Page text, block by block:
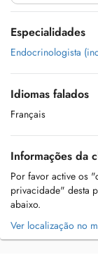
Especialidades
Endocrinologista
Idiomas falados
Français
Informações da
Por favor active os
privacidade" desta
abaixo.
Ver localização no